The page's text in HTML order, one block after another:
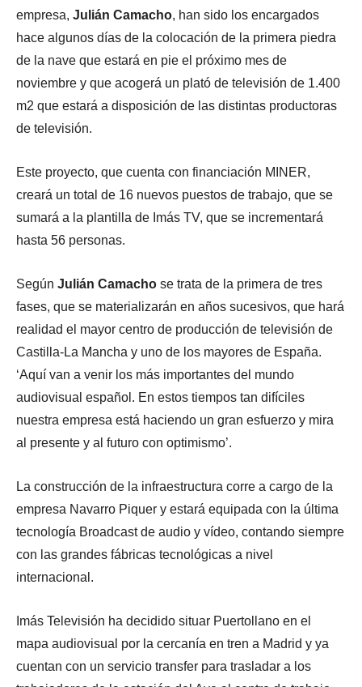
empresa, Julián Camacho, han sido los encargados
hace algunos días de la colocación de la primera piedra
de la nave que estará en pie el próximo mes de
noviembre y que acogerá un plató de televisión de 1.400
m2 que estará a disposición de las distintas productoras
de televisión.
Este proyecto, que cuenta con financiación MINER,
creará un total de 16 nuevos puestos de trabajo, que se
sumará a la plantilla de Imás TV, que se incrementará
hasta 56 personas.
Según Julián Camacho se trata de la primera de tres
fases, que se materializarán en años sucesivos, que hará
realidad el mayor centro de producción de televisión de
Castilla-La Mancha y uno de los mayores de España.
‘Aquí van a venir los más importantes del mundo
audiovisual español. En estos tiempos tan difíciles
nuestra empresa está haciendo un gran esfuerzo y mira
al presente y al futuro con optimismo’.
La construcción de la infraestructura corre a cargo de la
empresa Navarro Piquer y estará equipada con la última
tecnología Broadcast de audio y vídeo, contando siempre
con las grandes fábricas tecnológicas a nivel
internacional.
Imás Televisión ha decidido situar Puertollano en el
mapa audiovisual por la cercanía en tren a Madrid y ya
cuentan con un servicio transfer para trasladar a los